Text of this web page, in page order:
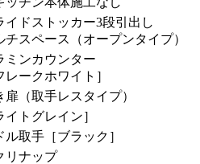
イドストッカー3段引出し
チスペース（オープンタイプ）
ミンカウンター
レークホワイト］
扉（取手レスタイプ）
イトグレイン］
ル取手［ブラック］
リナップ